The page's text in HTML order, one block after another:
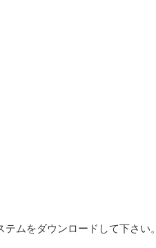
ムをダウンロードして下さい。